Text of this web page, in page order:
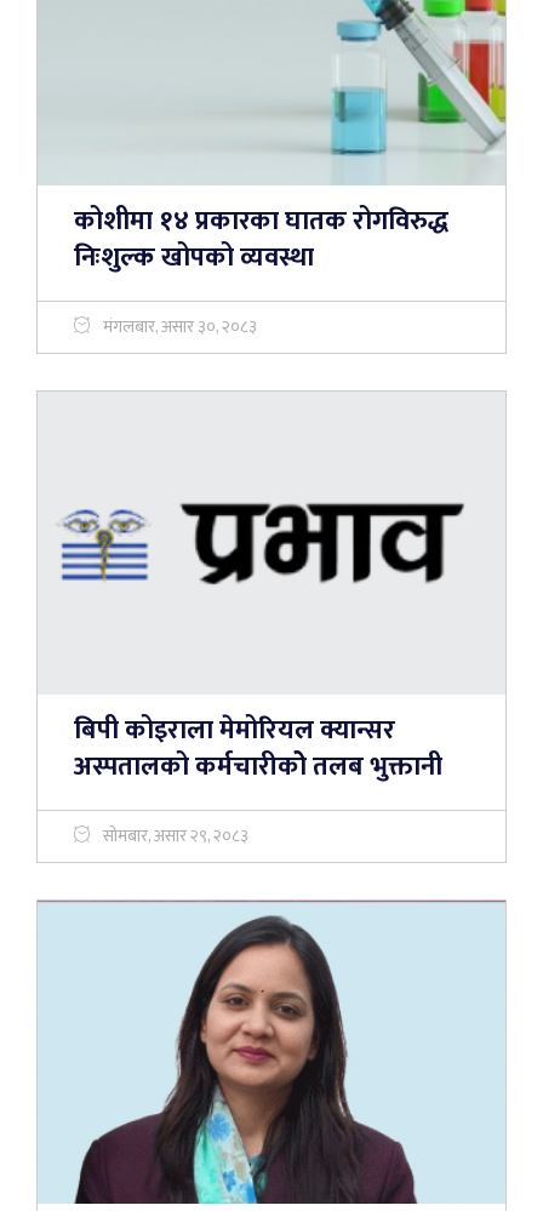
कोशीमा १४ प्रकारका घातक रोगविरुद्ध
निःशुल्क खोपको व्यवस्था
मंगलबार, असार ३०, २०८३
बिपी कोइराला मेमोरियल क्यान्सर
अस्पतालको कर्मचारीकोे तलब भुक्तानी
सोमबार, असार २९, २०८३